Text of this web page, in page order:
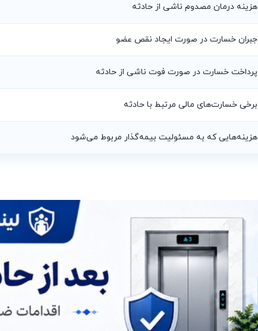
هزینه درمان مصدوم ناشی از حادثه
جبران خسارت در صورت ایجاد نقص عضو
پرداخت خسارت در صورت فوت ناشی از حادثه
برخی خسارت‌های مالی مرتبط با حادثه
هزینه‌هایی که به مسئولیت بیمه‌گذار مربوط می‌شود